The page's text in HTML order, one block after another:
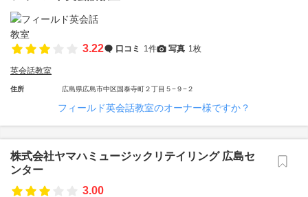
3.22 口コミ 1件 写真 1枚
英会話教室
住所 広島県広島市中区国泰寺町２丁目５−９−２
フィールド英会話教室のオーナー様ですか？
株式会社ヤマハミュージックリテイリング 広島セ
ンター
3.00